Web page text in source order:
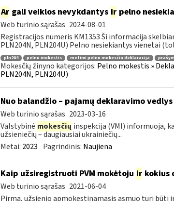
Argali veiklos nevykdantys irpelno
Web turinio sąrašas 2024-08-01
Registracijos numeris KM1353 Ši informacija
PLN204N, PLN204U) Pelno nesiekiantys vienetai
pln204 pelno mokestis metinė pelno mokesčio deklaracija
Mokesčių žinyno kategorijos: Pelno mokestis »
PLN204N, PLN204U)
Nuo balandžio – pajamų deklaravimo vedlys
Web turinio sąrašas 2023-03-16
Valstybinė mokesčių inspekcija (VMI) informuoja,
užsieniečių – daugiausiai ukrainiečių...
Metai: 2023 Pagrindinis: Naujiena
Kaip užsiregistruoti PVM mokėtoju irkokius
Web turinio sąrašas 2021-06-04
Pirma, užsienio apmokestinamasis asmuo turi